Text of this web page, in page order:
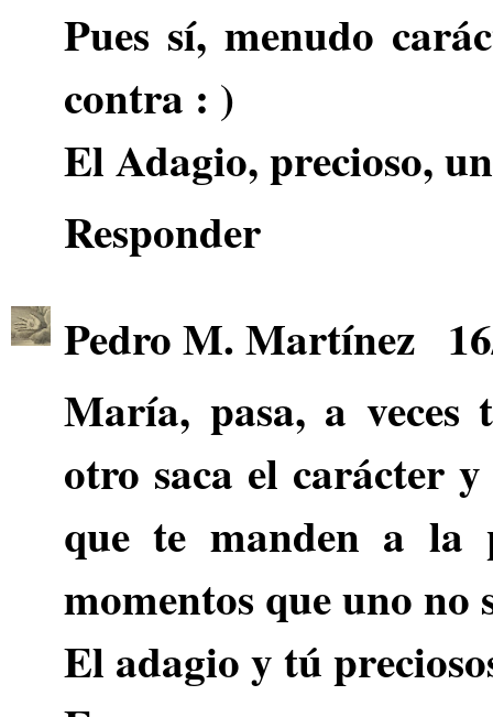
Pues sí, menudo
contra : )
El Adagio, precioso,
Responder
Pedro M. Martínez
María, pasa, a
otro saca el carácter
que te manden a la
momentos que uno no
El adagio y tú